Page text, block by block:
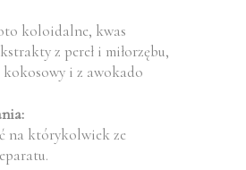
koloidalne, kwas
z pereł i miłorzębu,
i z awokado
na którykolwiek ze